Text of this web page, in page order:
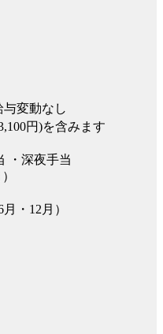
変動なし
円)を含みます
・深夜手当
・12月）